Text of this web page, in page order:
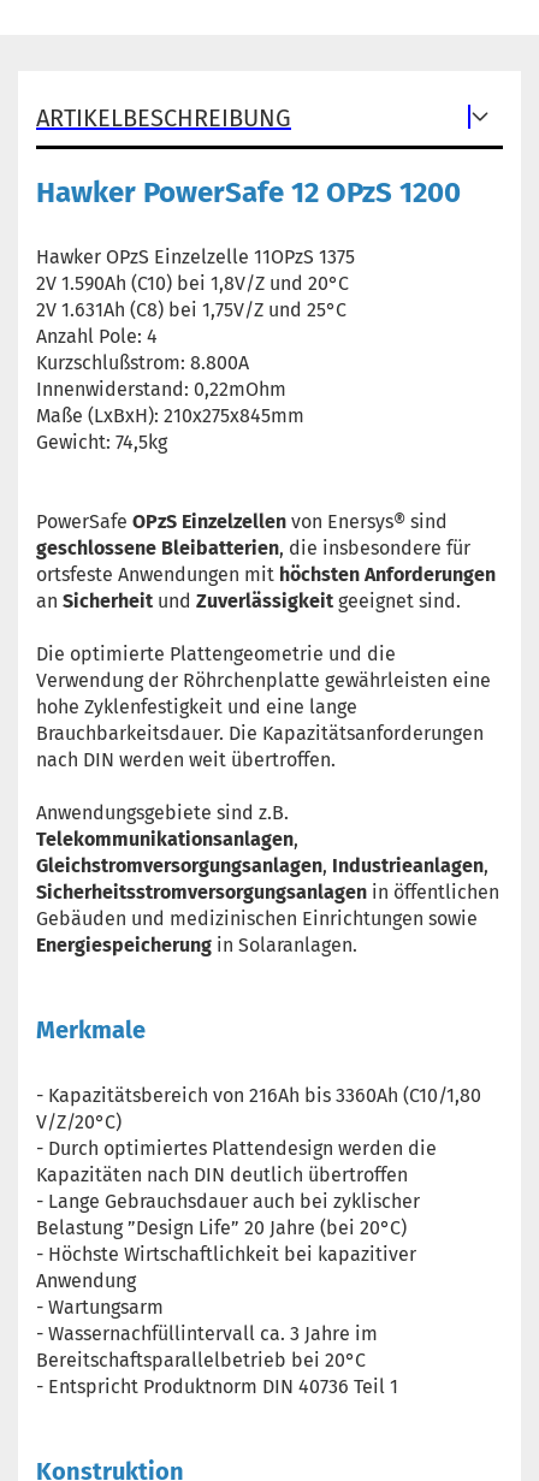
ARTIKELBESCHREIBUNG
Hawker PowerSafe 12 OPzS 1200
Hawker OPzS Einzelzelle 11OPzS 1375
2V 1.590Ah (C10) bei 1,8V/Z und 20°C
2V 1.631Ah (C8) bei 1,75V/Z und 25°C
Anzahl Pole: 4
Kurzschlußstrom: 8.800A
Innenwiderstand: 0,22mOhm
Maße (LxBxH): 210x275x845mm
Gewicht: 74,5kg
PowerSafe OPzS Einzelzellen von Enersys® sind
geschlossene Bleibatterien, die insbesondere für
ortsfeste Anwendungen mit höchsten Anforderungen
an Sicherheit und Zuverlässigkeit geeignet sind.
Die optimierte Plattengeometrie und die
Verwendung der Röhrchenplatte gewährleisten eine
hohe Zyklenfestigkeit und eine lange
Brauchbarkeitsdauer. Die Kapazitätsanforderungen
nach DIN werden weit übertroffen.
Anwendungsgebiete sind z.B.
Telekommunikationsanlagen,
Gleichstromversorgungsanlagen, Industrieanlagen,
Sicherheitsstromversorgungsanlagen in öffentlichen
Gebäuden und medizinischen Einrichtungen sowie
Energiespeicherung in Solaranlagen.
Merkmale
- Kapazitätsbereich von 216Ah bis 3360Ah (C10/1,80
V/Z/20°C)
- Durch optimiertes Plattendesign werden die
Kapazitäten nach DIN deutlich übertroffen
- Lange Gebrauchsdauer auch bei zyklischer
Belastung ”Design Life” 20 Jahre (bei 20°C)
- Höchste Wirtschaftlichkeit bei kapazitiver
Anwendung
- Wartungsarm
- Wassernachfüllintervall ca. 3 Jahre im
Bereitschaftsparallelbetrieb bei 20°C
- Entspricht Produktnorm DIN 40736 Teil 1
Konstruktion